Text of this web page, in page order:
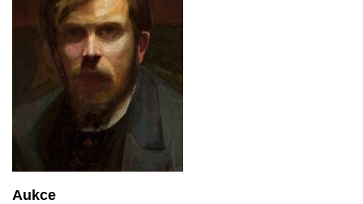
Aukce